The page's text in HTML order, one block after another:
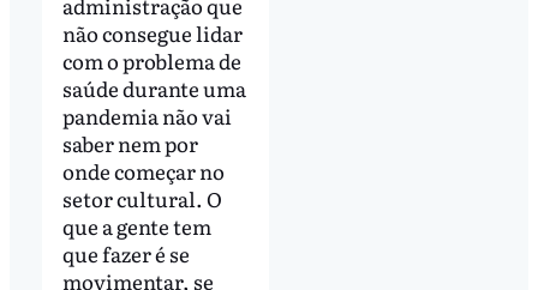
não consegue lidar
com o problema de
saúde durante uma
pandemia não vai
saber nem por
onde começar no
setor cultural. O
que a gente tem
que fazer é se
movimentar, se